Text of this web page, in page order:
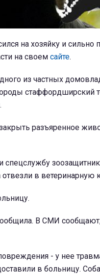
на хозяйку и сильно
на своем сайте.
из частных
стаффордширский
разъяренное
спецслужбу
в ветеринарную
В СМИ
- у нее
в больницу.